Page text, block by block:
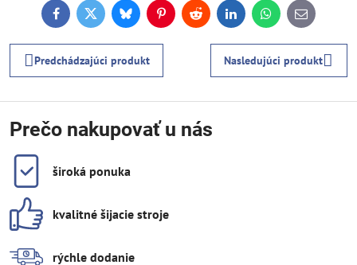
FacebookTwitterBlueskyPinterestReddit LinkedInWhatsApp
E-
mail
Predchádzajúci produkt Nasledujúci produkt
Prečo nakupovať u nás
široká ponuka
kvalitné šijacie stroje
rýchle dodanie